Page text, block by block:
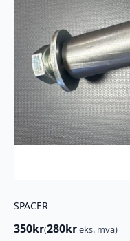
SPACER
350kr(280kreks. mva)